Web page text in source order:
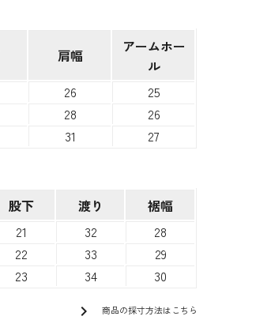
肩幅
アームホー
ル
26
25
28
26
31 27
股下 渡り
裾幅
21 32
28
22 33
29
23 34
30
chevron_right
商品の採寸方法はこちら